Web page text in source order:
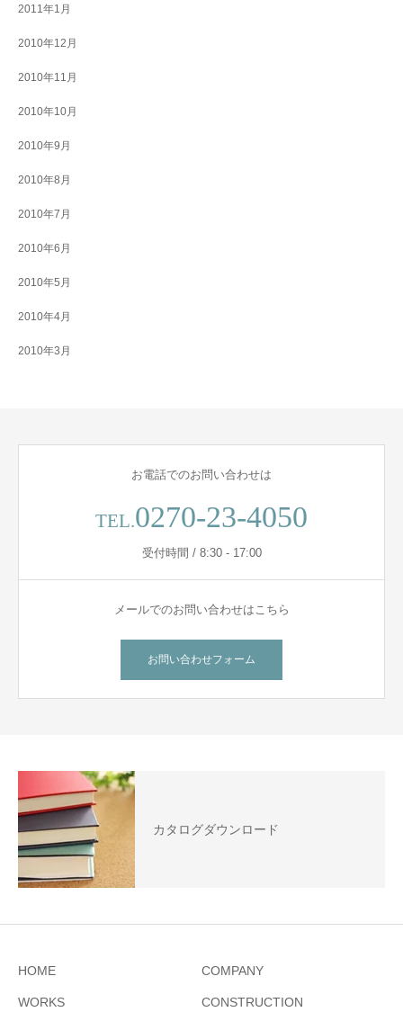
2011年1月
2010年12月
2010年11月
2010年10月
2010年9月
2010年8月
2010年7月
2010年6月
2010年5月
2010年4月
2010年3月
お電話でのお問い合わせは
TEL.0270-23-4050
受付時間 / 8:30 - 17:00
メールでのお問い合わせはこちら
お問い合わせフォーム
カタログダウンロード
HOME COMPANY
WORKS CONSTRUCTION